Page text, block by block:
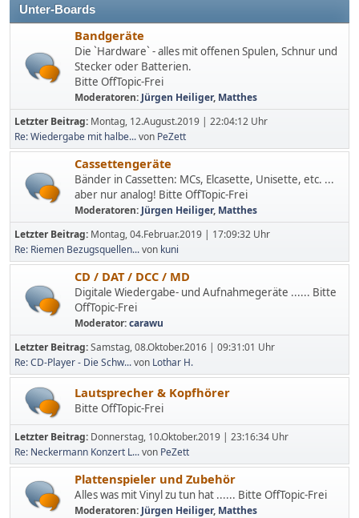
Unter-Boards
Bandgeräte
Die `Hardware` - alles mit offenen Spulen, Schnur und
Stecker oder Batterien.
Bitte OffTopic-Frei
Moderatoren: Jürgen Heiliger, Matthes
Letzter Beitrag: Montag, 12.August.2019 | 22:04:12 Uhr
Re: Wiedergabe mit halbe...von PeZett
Cassettengeräte
Bänder in Cassetten: MCs, Elcasette, Unisette, etc. ...
aber nur analog! Bitte OffTopic-Frei
Moderatoren: Jürgen Heiliger, Matthes
Letzter Beitrag: Montag, 04.Februar.2019 | 17:09:32 Uhr
Re: Riemen Bezugsquellen...von kuni
CD / DAT / DCC / MD
Digitale Wiedergabe- und Aufnahmegeräte ...... Bitte
OffTopic-Frei
Moderator:carawu
Letzter Beitrag:Samstag, 08.Oktober.2016 | 09:31:01 Uhr
Re: CD-Player - Die Schw...von Lothar H.
Lautsprecher & Kopfhörer
Bitte OffTopic-Frei
Letzter Beitrag: Donnerstag, 10.Oktober.2019 | 23:16:34 Uhr
Re: Neckermann Konzert L...von PeZett
Plattenspieler und Zubehör
Alles was mit Vinyl zu tun hat ...... Bitte OffTopic-Frei
Moderatoren: Jürgen Heiliger, Matthes